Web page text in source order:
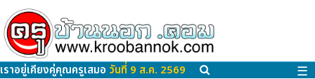
เราอยู่เคียงคู่คุณครูเสมอ วันที่ 9 ส.ค. 2569 ☰